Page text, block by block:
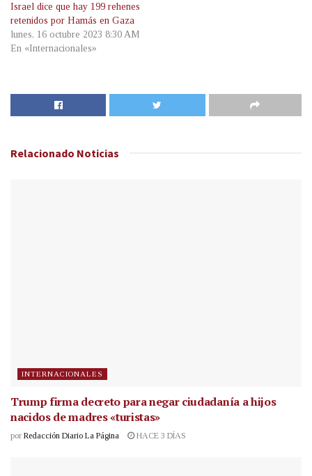
Israel dice que hay 199 rehenes
retenidos por Hamás en Gaza
lunes, 16 octubre 2023 8:30 AM
En «Internacionales»
Relacionado Noticias
INTERNACIONALES
Trump firma decreto para negar ciudadanía a hijos
nacidos de madres «turistas»
por Redacción Diario La Página HACE 3 DÍAS